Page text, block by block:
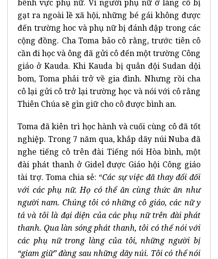
bênh vực phụ nữ. Vì người phụ nữ ở làng cô bị
gạt ra ngoài lề xã hội, những bé gái không được
đến trường hoc và phụ nữ bị đánh đập trong các
cộng đồng. Cha Toma bảo cô rằng, trước tiên cô
cần đi học và ông đã gửi cô đến một trường Công
giáo ở Kauda. Khi Kauda bị quân đội Sudan dội
bom, Toma phải trở về gia đình. Nhưng rồi cha
cô lại gửi cô trở lại trường học và nói với cô rằng
Thiên Chúa sẽ gìn giữ cho cô được bình an.
Toma đã kiên trì học hành và cuối cùng cô đã tốt
nghiệp. Trong 7 năm qua, khắp dãy núi Nuba đã
nghe tiếng cô trên đài Tiếng nói Hòa bình, một
đài phát thanh ở Gidel được Giáo hội Công giáo
tài trợ. Toma chia sẻ: “Các sự việc đã thay đổi đối
với các phụ nữ. Họ có thể ăn cùng thức ăn như
người nam. Chúng tôi có những cô giáo, các nữ y
tá và tôi là đại diện của các phụ nữ trên đài phát
thanh. Qua làn sóng phát thanh, tôi có thể nói với
các phụ nữ trong làng của tôi, những người bị
“giam giữ” đàng sau những dãy núi. Tôi có thể nói